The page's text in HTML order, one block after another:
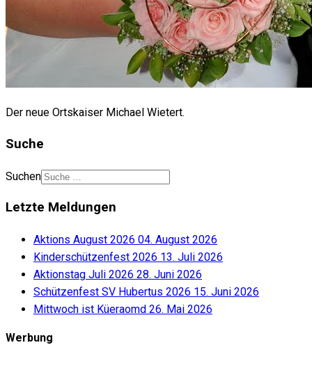
Der neue Ortskaiser Michael Wietert.
Suche
Suchen
Letzte Meldungen
Aktions August 2026 04. August 2026
Kinderschützenfest 2026 13. Juli 2026
Aktionstag Juli 2026 28. Juni 2026
Schützenfest SV Hubertus 2026 15. Juni 2026
Mittwoch ist Küeraomd 26. Mai 2026
Werbung